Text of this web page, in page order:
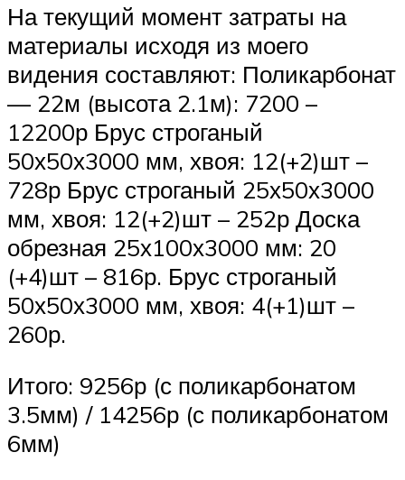
На текущий момент затраты на
материалы исходя из моего
видения составляют: Поликарбонат
— 22м (высота 2.1м): 7200 –
12200р Брус строганый
50х50х3000 мм, хвоя: 12(+2)шт –
728р Брус строганый 25х50х3000
мм, хвоя: 12(+2)шт – 252р Доска
обрезная 25х100х3000 мм: 20
(+4)шт – 816р. Брус строганый
50х50х3000 мм, хвоя: 4(+1)шт –
260р.
Итого: 9256р (с поликарбонатом
3.5мм) / 14256р (с поликарбонатом
6мм)